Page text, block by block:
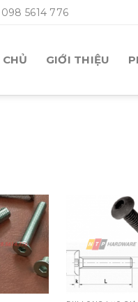
098 5614 776
GIỚI THIỆU